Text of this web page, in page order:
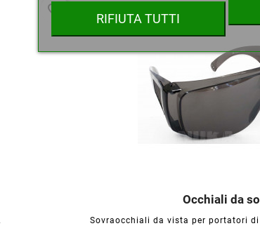
favorite_border
Occhiali da
Sovraocchiali da vista per portatori
 
Crea lista dei desideri
RIFIUTA TUTTI